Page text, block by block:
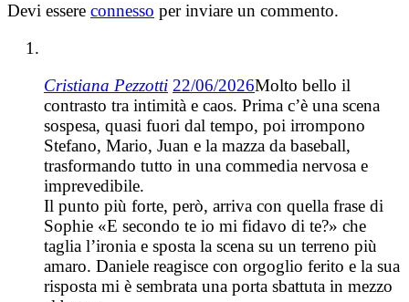
Devi essere connesso per inviare un commento.
Cristiana Pezzotti 22/06/2026Molto bello il
contrasto tra intimità e caos. Prima c’è una scena
sospesa, quasi fuori dal tempo, poi irrompono
Stefano, Mario, Juan e la mazza da baseball,
trasformando tutto in una commedia nervosa e
imprevedibile.
Il punto più forte, però, arriva con quella frase di
Sophie «E secondo te io mi fidavo di te?» che
taglia l’ironia e sposta la scena su un terreno più
amaro. Daniele reagisce con orgoglio ferito e la sua
risposta mi è sembrata una porta sbattuta in mezzo